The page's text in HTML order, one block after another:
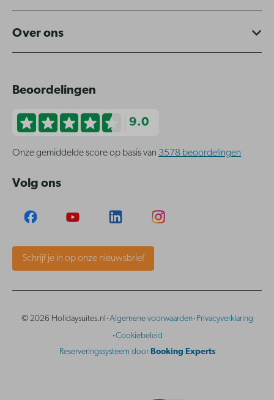
Over ons
Beoordelingen
9.0
Onze gemiddelde score op basis van 3578 beoordelingen
Volg ons
Schrijf je in op onze nieuwsbrief
© 2026 Holidaysuites.nl ·Algemene voorwaarden· Privacyverklaring
·Cookiebeleid
Reserveringssysteem door Booking Experts